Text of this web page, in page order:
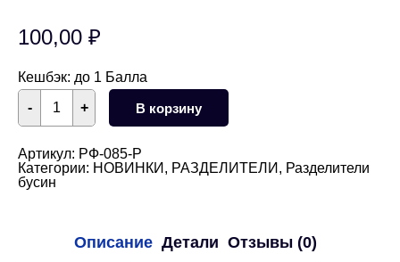
100,00 ₽
Кешбэк: до 1 Балла
+
Количество
товара
Переходники
браслетов
2
- В корзину
Артикул: РФ-085-Р
Категории: НОВИНКИ , РАЗДЕЛИТЕЛИ , Разделители
бусин
Описание Детали Отзывы (0)